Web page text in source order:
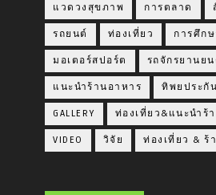
แวดวงสุขภาพ การตลาด
รถยนต์ ท่องเที่ยว การศึกษ
มอเตอร์สปอร์ต รถจักรยานยน
แนะนำร้านอาหาร ทิพยประกั
GALLERY ท่องเที่ยว&แนะนำร้
VIDEO วิจัย ท่องเที่ยว & ร้